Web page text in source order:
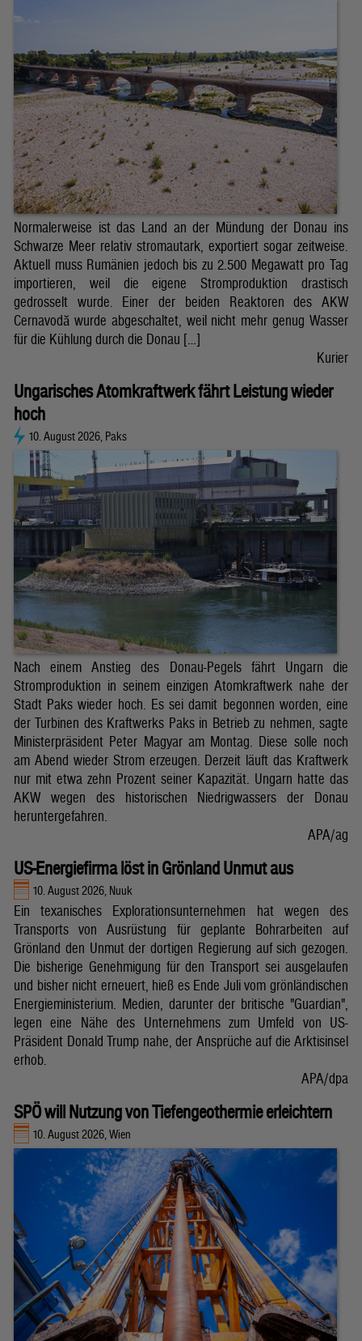
Normalerweise ist das Land an der Mündung der Donau ins
Schwarze Meer relativ stromautark, exportiert sogar zeitweise.
Aktuell muss Rumänien jedoch bis zu 2.500 Megawatt pro Tag
importieren, weil die eigene Stromproduktion drastisch
gedrosselt wurde. Einer der beiden Reaktoren des AKW
Cernavodă wurde abgeschaltet, weil nicht mehr genug Wasser
für die Kühlung durch die Donau […]
Kurier
Ungarisches Atomkraftwerk fährt Leistung wieder
hoch
10. August 2026, Paks
Nach einem Anstieg des Donau-Pegels fährt Ungarn die
Stromproduktion in seinem einzigen Atomkraftwerk nahe der
Stadt Paks wieder hoch. Es sei damit begonnen worden, eine
der Turbinen des Kraftwerks Paks in Betrieb zu nehmen, sagte
Ministerpräsident Peter Magyar am Montag. Diese solle noch
am Abend wieder Strom erzeugen. Derzeit läuft das Kraftwerk
nur mit etwa zehn Prozent seiner Kapazität. Ungarn hatte das
AKW wegen des historischen Niedrigwassers der Donau
heruntergefahren.
APA/ag
US-Energiefirma löst in Grönland Unmut aus
10. August 2026, Nuuk
Ein texanisches Explorationsunternehmen hat wegen des
Transports von Ausrüstung für geplante Bohrarbeiten auf
Grönland den Unmut der dortigen Regierung auf sich gezogen.
Die bisherige Genehmigung für den Transport sei ausgelaufen
und bisher nicht erneuert, hieß es Ende Juli vom grönländischen
Energieministerium. Medien, darunter der britische "Guardian",
legen eine Nähe des Unternehmens zum Umfeld von US-
Präsident Donald Trump nahe, der Ansprüche auf die Arktisinsel
erhob.
APA/dpa
SPÖ will Nutzung von Tiefengeothermie erleichtern
10. August 2026, Wien